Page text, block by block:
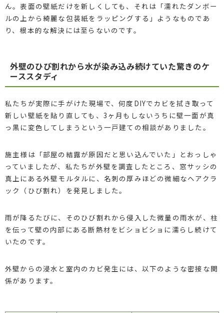
ん。表面の壁紙だけを新しくしても、それは「濡れたダンボー
ルの上から綺麗な包装紙をラッピングする」ようなものであ
り、根本的な解決には至らないのです。
外壁のひび割れから水が染み込み続けていた驚きのケ
ーススタディ
私たちが実際に手がけた現場で、何度DIYでカビを拭き取って
新しい壁紙を貼り直しても、3ヶ月もしないうちに壁一面が真
っ黒に変色してしまうという一戸建ての相談がありました。
施主様は「部屋の結露が原因だと思い込んでいた」とおっしゃ
っていましたが、私たちが外壁を調査したところ、窓サッシの
真上にある外壁モルタルに、名刺の厚みほどの微細なヘアクラ
ック（ひび割れ）を発見しました。
雨が降るたびに、そのひび割れから侵入した微量の雨水が、柱
を伝って壁の内部にある断熱材をビショビショに濡らし続けて
いたのです。
外壁からの浸水と室内のカビ発生には、以下のような密接な関
係があります。